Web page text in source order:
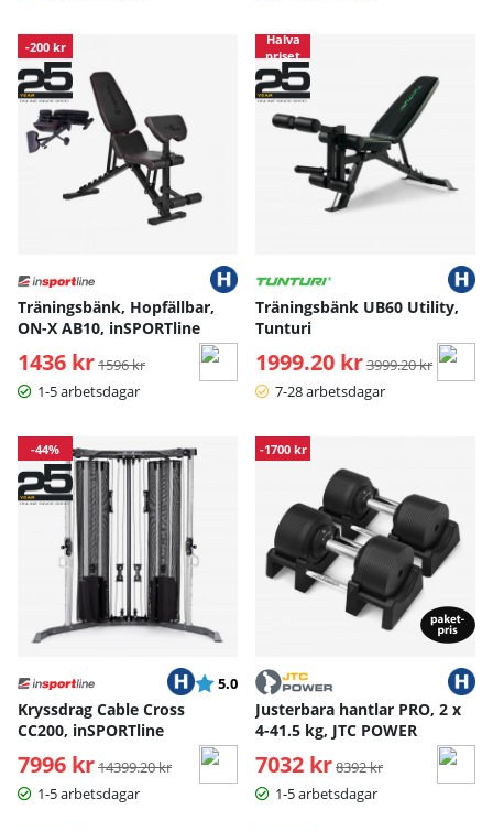
-200 kr
Träningsbänk, Hopfällbar,
ON-X AB10, inSPORTline
1436 kr Ordinarie pris:
1596 kr
1-5 arbetsdagar
Halva
priset
Träningsbänk UB60 Utility,
Tunturi
1999.20 kr Ordinarie pris:
3999.20 kr
7-28 arbetsdagar
-44%
Betyg:
5.0 utav 5 stjärnor
Kryssdrag Cable Cross
CC200, inSPORTline
7996 kr Ordinarie pris:
14399.20 kr
1-5 arbetsdagar
-1700 kr
Justerbara hantlar PRO, 2 x
4-41.5 kg, JTC POWER
7032 kr Ordinarie pris:
8392 kr
1-5 arbetsdagar